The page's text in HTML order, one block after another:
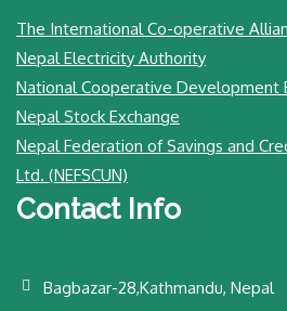
The International Co-operative
Nepal Electricity Authority
National Cooperative Development
Nepal Stock Exchange
Nepal Federation of Savings and
Ltd. (NEFSCUN)
Contact Info
Bagbazar-28,Kathmandu, Nepal